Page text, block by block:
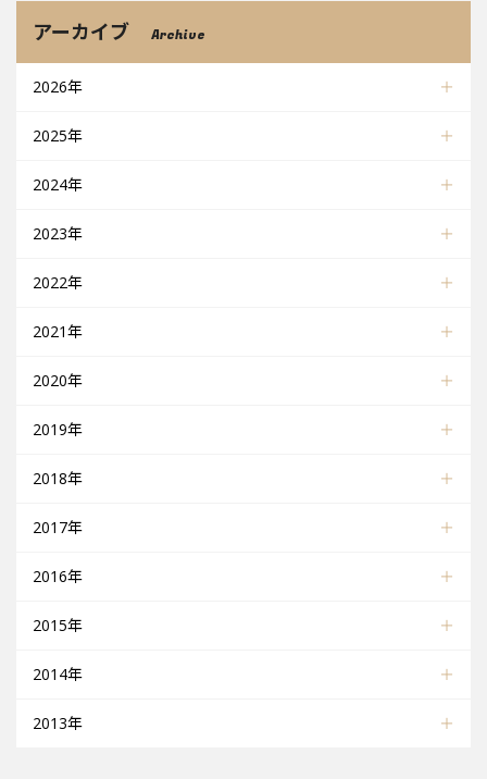
アーカイブ Archive
2026年
2025年
2024年
2023年
2022年
2021年
2020年
2019年
2018年
2017年
2016年
2015年
2014年
2013年